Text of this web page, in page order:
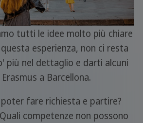
tutti le idee molto più chiare
esperienza, non ci resta
più nel dettaglio e darti alcuni
a Barcellona.
fare richiesta e partire?
competenze non possono